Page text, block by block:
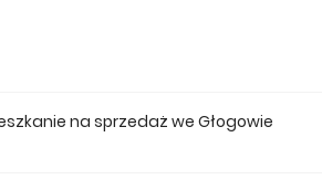
na sprzedaż we Głogowie